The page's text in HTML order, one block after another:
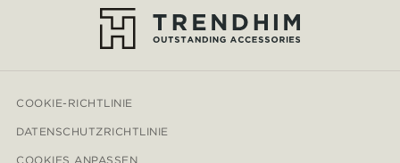
COOKIE-RICHTLINIE
DATENSCHUTZRICHTLINIE
COOKIES ANPASSEN